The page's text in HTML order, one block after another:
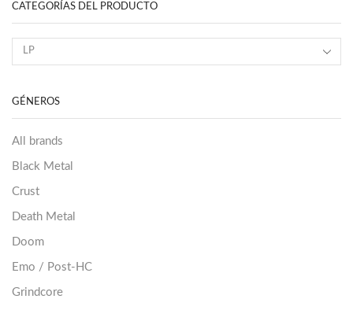
CATEGORÍAS DEL PRODUCTO
GÉNEROS
All brands
Black Metal
Crust
Death Metal
Doom
Emo / Post-HC
Grindcore